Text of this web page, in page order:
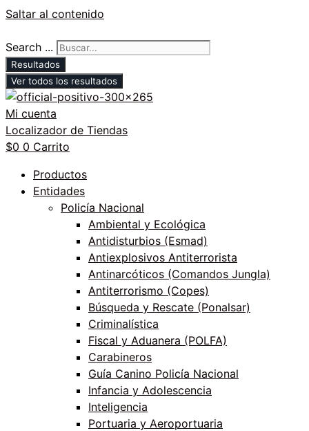
Saltar al contenido
Search ...
Resultados
Ver todos los resultados
Mi cuenta
Localizador de Tiendas
$0 0 Carrito
Productos
Entidades
Policía Nacional
Ambiental y Ecológica
Antidisturbios (Esmad)
Antiexplosivos Antiterrorista
Antinarcóticos (Comandos Jungla)
Antiterrorismo (Copes)
Búsqueda y Rescate (Ponalsar)
Criminalística
Fiscal y Aduanera (POLFA)
Carabineros
Guía Canino Policía Nacional
Infancia y Adolescencia
Inteligencia
Portuaria y Aeroportuaria